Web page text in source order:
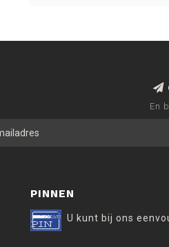
En
PINNEN
U kunt bij ons